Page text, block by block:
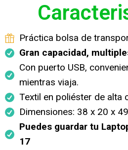
Práctica bolsa de
Gran capacidad,
Con puerto USB,
mientras viaja.
Textil en poliéster de alta
Dimensiones: 38 x 20 x
Puedes guardar tu
17